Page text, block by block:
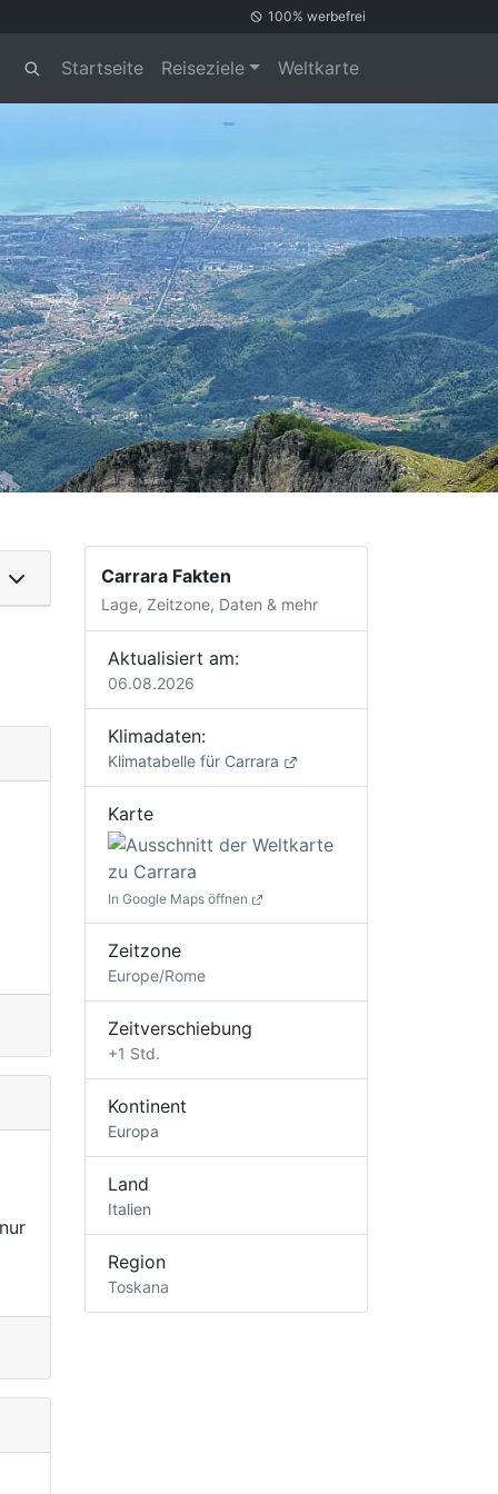
100% werbefrei
Startseite Reiseziele Weltkarte
Carrara Fakten
Lage, Zeitzone, Daten & mehr
Aktualisiert am:
06.08.2026
Klimadaten:
Klimatabelle für Carrara
Karte
In Google Maps öffnen
Zeitzone
Europe/Rome
Zeitverschiebung
+1 Std.
Kontinent
Europa
Land
Italien
Region
Toskana